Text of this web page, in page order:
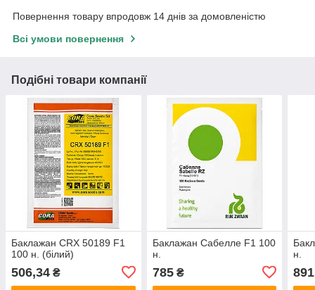
Повернення товару впродовж 14 днів за домовленістю
Всі умови повернення
Подібні товари компанії
Баклажан CRX 50189 F1
100 н. (білий)
506,34 ₴
Баклажан Сабелле F1 100
н.
785₴
н.